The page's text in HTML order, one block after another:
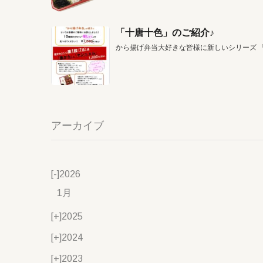
「十唐十色」のご紹介♪
から揚げ弁当大好きな皆様に新しいシリーズ
アーカイブ
[-]2026
1月
[+]2025
[+]2024
[+]2023